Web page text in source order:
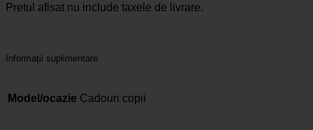
Pretul afisat nu include taxele de livrare.
Informații suplimentare
Model/ocazie Cadouri copii